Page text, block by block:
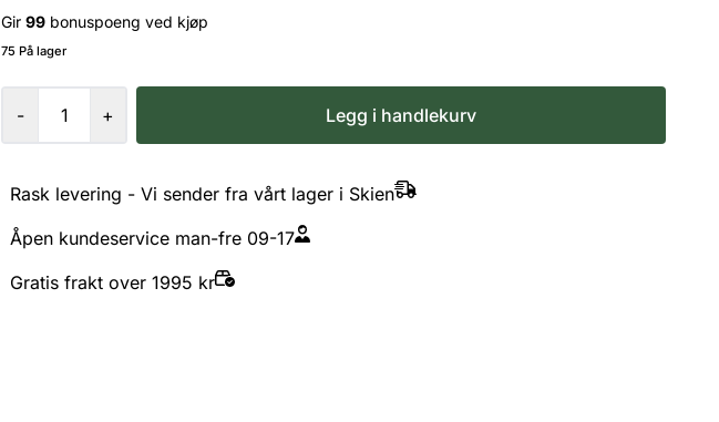
Gir 99 bonuspoeng ved kjøp
75 På lager
- + Legg i handlekurv
Rask levering - Vi sender fra vårt lager i Skien
Åpen kundeservice man-fre 09-17
Gratis frakt over 1995 kr